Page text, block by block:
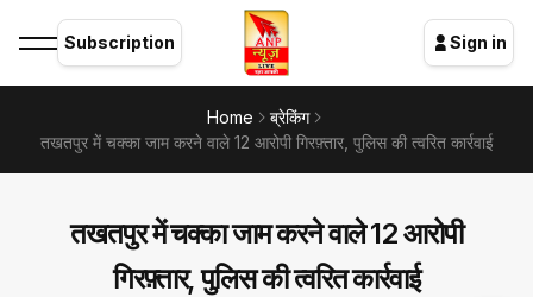
Subscription Sign in
Home
ब्रेकिंग
तखतपुर में चक्का जाम करने वाले 12 आरोपी गिरफ़्तार, पुलिस की त्वरित कार्रवाई
तखतपुर में चक्का जाम करने वाले 12 आरोपी
गिरफ़्तार, पुलिस की त्वरित कार्रवाई